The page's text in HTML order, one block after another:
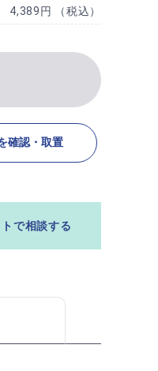
4,389円 （税込）
確認・取置
で相談する